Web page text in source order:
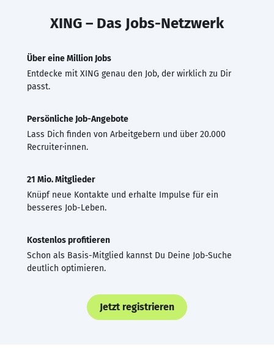
XING – Das Jobs-Netzwerk
Über eine Million Jobs
Entdecke mit XING genau den Job, der wirklich zu Dir
passt.
Persönliche Job-Angebote
Lass Dich finden von Arbeitgebern und über 20.000
Recruiter·innen.
21 Mio. Mitglieder
Knüpf neue Kontakte und erhalte Impulse für ein
besseres Job-Leben.
Kostenlos profitieren
Schon als Basis-Mitglied kannst Du Deine Job-Suche
deutlich optimieren.
Jetzt registrieren